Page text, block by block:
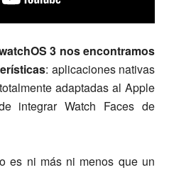
3 nos encontramos
: aplicaciones nativas
adaptadas al Apple
integrar Watch Faces de
es ni más ni menos que un